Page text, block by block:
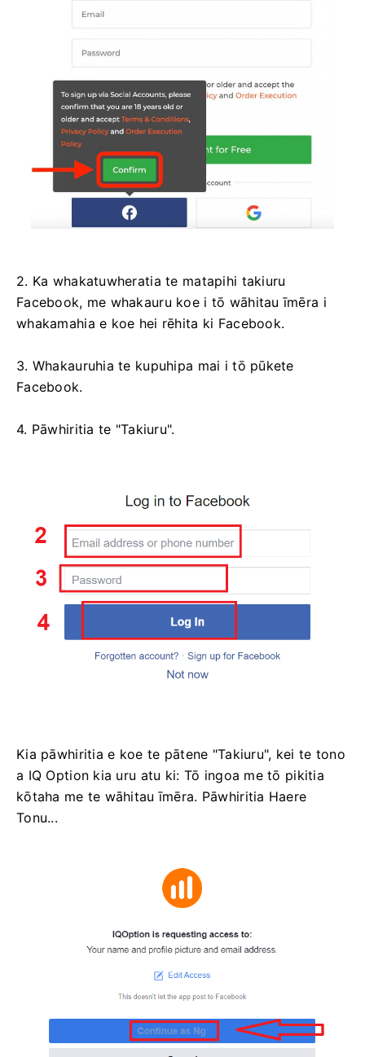
2. Ka whakatuwheratia te matapihi takiuru
Facebook, me whakauru koe i tō wāhitau īmēra i
whakamahia e koe hei rēhita ki Facebook.
3. Whakauruhia te kupuhipa mai i tō pūkete
Facebook.
4. Pāwhiritia te "Takiuru".
Kia pāwhiritia e koe te pātene "Takiuru", kei te tono
a IQ Option kia uru atu ki: Tō ingoa me tō pikitia
kōtaha me te wāhitau īmēra. Pāwhiritia Haere
Tonu...